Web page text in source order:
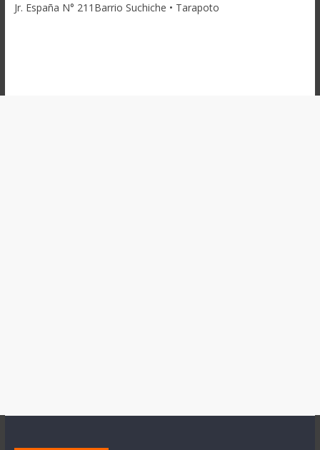
Jr. España N° 211Barrio Suchiche • Tarapoto